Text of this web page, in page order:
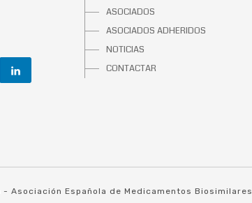
ASOCIADOS
ASOCIADOS ADHERIDOS
NOTICIAS
CONTACTAR
Asociación Española de Medicamentos Biosimilares